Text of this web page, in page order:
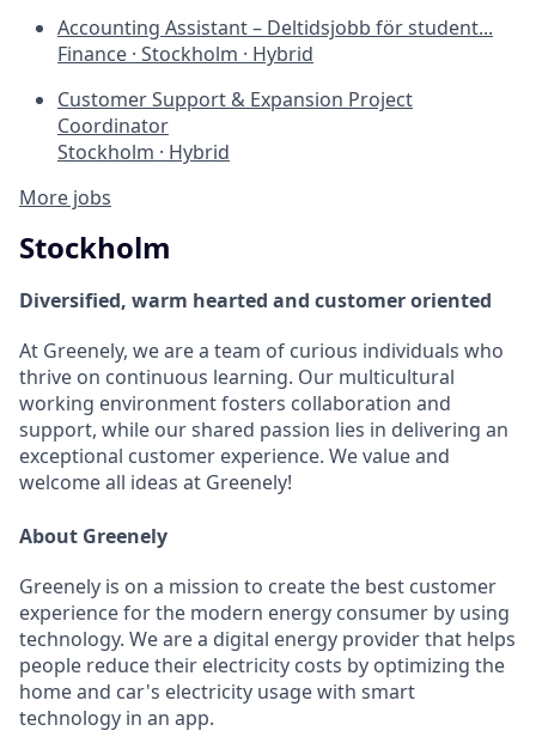
Accounting Assistant – Deltidsjobb för student...
Finance · Stockholm · Hybrid
Customer Support & Expansion Project
Coordinator
Stockholm · Hybrid
More jobs
Stockholm
Diversified, warm hearted and customer oriented
At Greenely, we are a team of curious individuals who
thrive on continuous learning. Our multicultural
working environment fosters collaboration and
support, while our shared passion lies in delivering an
exceptional customer experience. We value and
welcome all ideas at Greenely!
About Greenely
Greenely is on a mission to create the best customer
experience for the modern energy consumer by using
technology. We are a digital energy provider that helps
people reduce their electricity costs by optimizing the
home and car's electricity usage with smart
technology in an app.